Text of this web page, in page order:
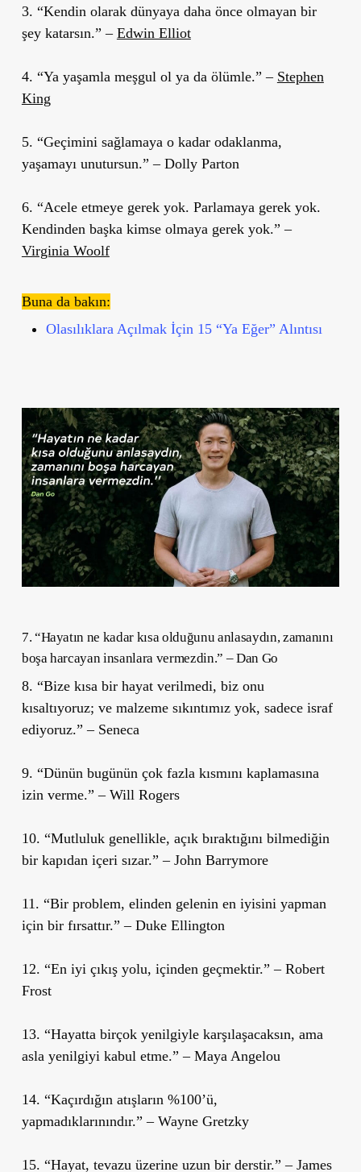
3. “Kendin olarak dünyaya daha önce olmayan bir
şey katarsın.” – Edwin Elliot
4. “Ya yaşamla meşgul ol ya da ölümle.” – Stephen
King
5. “Geçimini sağlamaya o kadar odaklanma,
yaşamayı unutursun.” – Dolly Parton
6. “Acele etmeye gerek yok. Parlamaya gerek yok.
Kendinden başka kimse olmaya gerek yok.” –
Virginia Woolf
Buna da bakın:
Olasılıklara Açılmak İçin 15 “Ya Eğer” Alıntısı
7. “Hayatın ne kadar kısa olduğunu anlasaydın, zamanını
boşa harcayan insanlara vermezdin.” – Dan Go
8. “Bize kısa bir hayat verilmedi, biz onu
kısaltıyoruz; ve malzeme sıkıntımız yok, sadece israf
ediyoruz.” – Seneca
9. “Dünün bugünün çok fazla kısmını kaplamasına
izin verme.” – Will Rogers
10. “Mutluluk genellikle, açık bıraktığını bilmediğin
bir kapıdan içeri sızar.” – John Barrymore
11. “Bir problem, elinden gelenin en iyisini yapman
için bir fırsattır.” – Duke Ellington
12. “En iyi çıkış yolu, içinden geçmektir.” – Robert
Frost
13. “Hayatta birçok yenilgiyle karşılaşacaksın, ama
asla yenilgiyi kabul etme.” – Maya Angelou
14. “Kaçırdığın atışların %100’ü,
yapmadıklarınındır.” – Wayne Gretzky
15. “Hayat, tevazu üzerine uzun bir derstir.” – James